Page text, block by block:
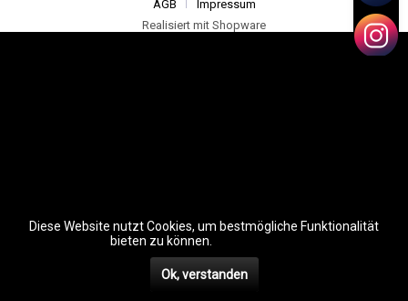
AGB
Impressum
Realisiert mit Shopware
Diese Website nutzt Cookies, um bestmögliche Funktionalität
bieten zu können.
Ok, verstanden